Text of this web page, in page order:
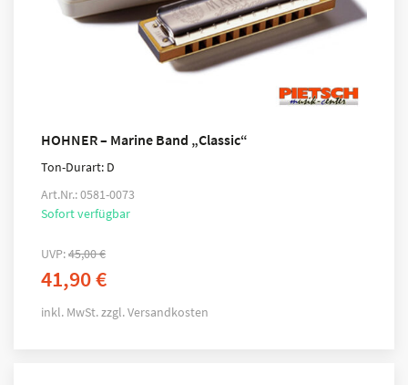
HOHNER – Marine Band „Classic“
Ton-Durart: D
Art.Nr.: 0581-0073
Sofort verfügbar
UVP:45,00€
41,90€
inkl. MwSt.zzgl.Versandkosten